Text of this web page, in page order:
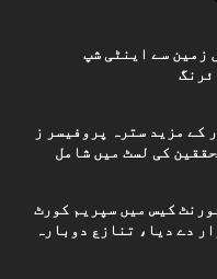
زمین سے اینٹی شپ
کے مزید سترہ پروفیسر ز
کی لسٹ میں شامل
کیس میں سپریم کورٹ
قرار دے دیا، تنازع دوبارہ